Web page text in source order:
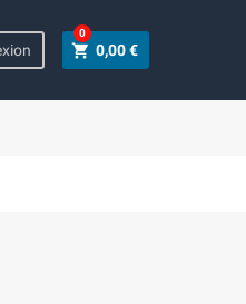
shopping_cart 0,00 €
0